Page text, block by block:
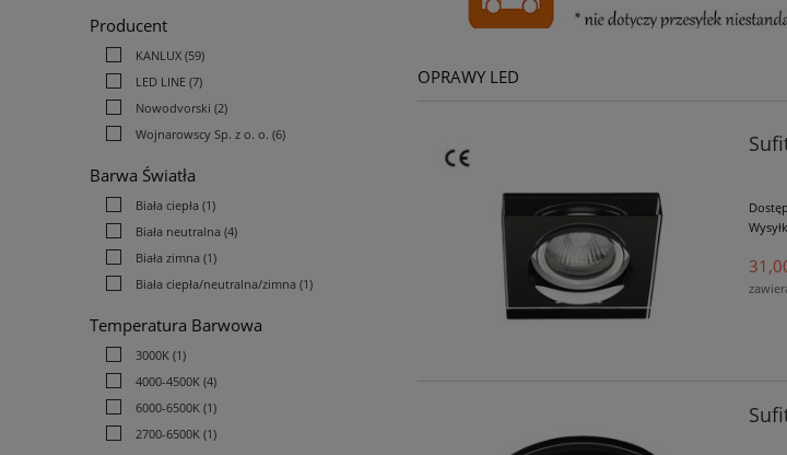
Producent
KANLUX (59)
LED LINE (7)
Nowodvorski (2)
Wojnarowscy Sp. z o. o. (6)
Barwa Światła
Biała ciepła (1)
Biała neutralna (4)
Biała zimna (1)
Biała ciepła/neutralna/zimna (1)
Temperatura Barwowa
3000K (1)
4000-4500K (4)
6000-6500K (1)
2700-6500K (1)
OPRAWY LED